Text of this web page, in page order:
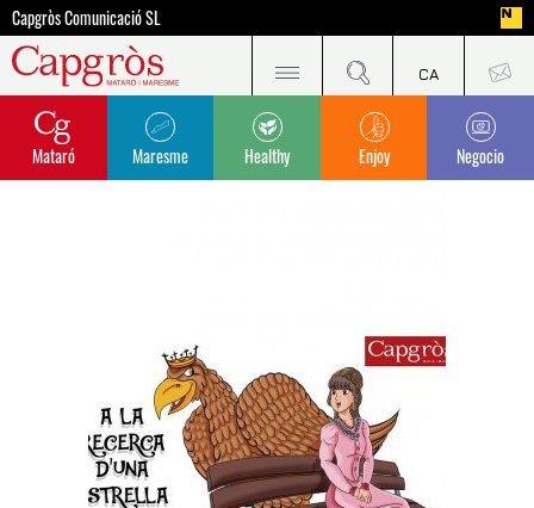
Capgròs Comunicació SL
Mataró Maresme Healthy Enjoy Negocio